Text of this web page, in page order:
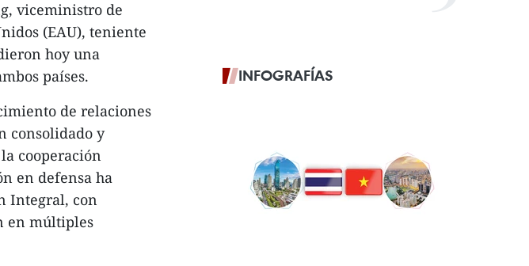
viceministro de
(EAU), teniente
hoy una
países.
de relaciones
consolidado y
cooperación
en defensa ha
Integral, con
en múltiples
INFOGRAFÍAS